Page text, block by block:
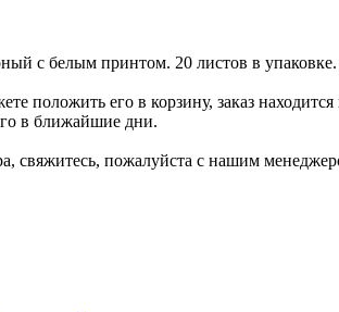
с белым принтом. 20 листов в упаковке.
положить его в корзину, заказ
в ближайшие дни.
свяжитесь, пожалуйста с нашим